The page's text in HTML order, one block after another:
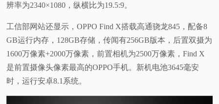
辨率为2340×1080，纵横比为19.5:9。
工信部网站还显示，OPPO Find X搭载高通骁龙845，配备8
GB运行内存，128GB存储，传闻有256GB版本，后置双摄为
1600万像素+2000万像素，前置相机为2500万像素，Find X
是前置摄像头像素最高的OPPO手机。新机电池3645毫安
时，运行安卓8.1系统。